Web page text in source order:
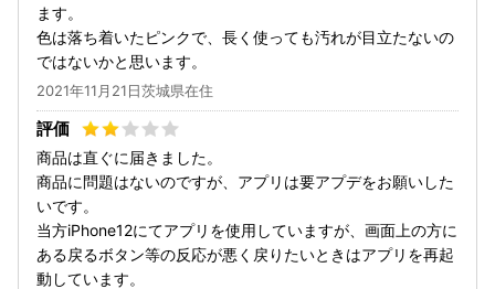
ます。
色は落ち着いたピンクで、長く使っても汚れが目立たないの
ではないかと思います。
2021年11月21日茨城県在住
商品は直ぐに届きました。
商品に問題はないのですが、アプリは要アプデをお願いした
いです。
当方iPhone12にてアプリを使用していますが、画面上の方に
ある戻るボタン等の反応が悪く戻りたいときはアプリを再起
動しています。